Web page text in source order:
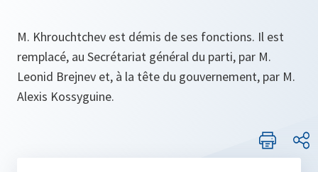
M. Khrouchtchev est démis de ses fonctions. Il est
remplacé, au Secrétariat général du parti, par M.
Leonid Brejnev et, à la tête du gouvernement, par M.
Alexis Kossyguine.